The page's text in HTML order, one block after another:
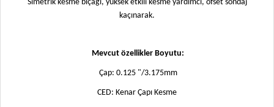
Simetrik kesme bıçağı, yüksek etkili kesme yardımcı, ofset sondaj
kaçınarak.
Mevcut özellikler Boyutu:
Çap: 0.125 "/3.175mm
CED: Kenar Çapı Kesme